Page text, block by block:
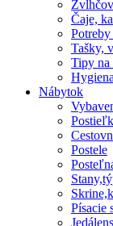
Čaje,
Tašky,
Tipy na
Nábytok
Postele
Písacie